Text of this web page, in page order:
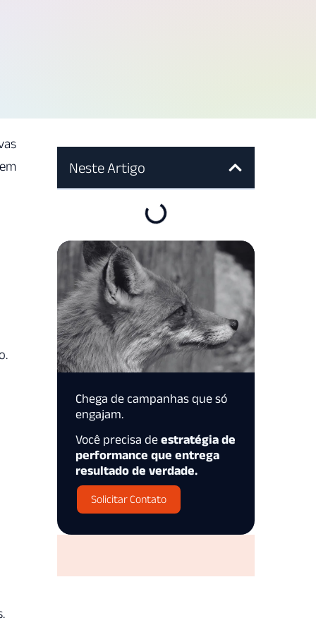
Neste Artigo
Chega de campanhas que só
engajam.
Você precisa de estratégia de
performance que entrega
resultado de verdade.
Solicitar Contato